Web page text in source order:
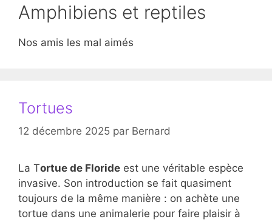
Amphibiens et reptiles
Nos amis les mal aimés
Tortues
12 décembre 2025 par Bernard
La Tortue de Floride est une véritable espèce
invasive. Son introduction se fait quasiment
toujours de la même manière : on achète une
tortue dans une animalerie pour faire plaisir à